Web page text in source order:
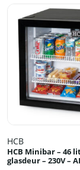
HCB
HCB Minibar – 46
glasdeur – 230V –